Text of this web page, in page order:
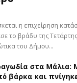
η επιχείρηση
το βράδυ της
του Δήμου...
στα Μάλια:
βάρκα και